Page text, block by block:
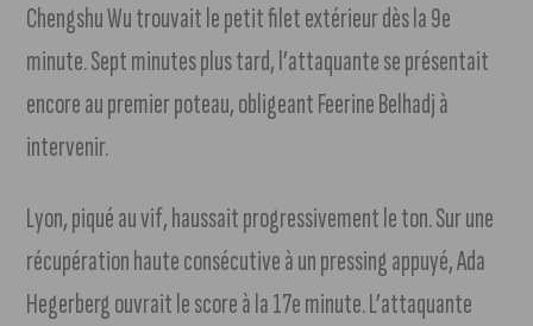
Chengshu Wu trouvait le petit filet extérieur dès la 9e
minute. Sept minutes plus tard, l’attaquante se présentait
encore au premier poteau, obligeant Feerine Belhadj à
intervenir.
Lyon, piqué au vif, haussait progressivement le ton. Sur une
récupération haute consécutive à un pressing appuyé, Ada
Hegerberg ouvrait le score à la 17e minute. L’attaquante